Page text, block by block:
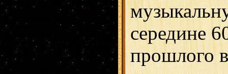
середине
прошлого